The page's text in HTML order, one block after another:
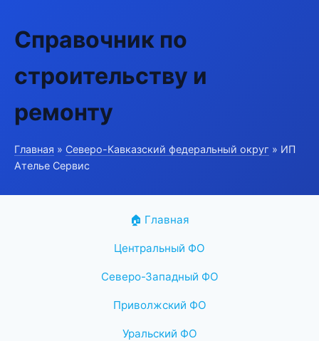
Справочник по
строительству и
ремонту
Главная » Северо-Кавказский федеральный округ » ИП
Ателье Сервис
🏠 Главная
Центральный ФО
Северо-Западный ФО
Приволжский ФО
Уральский ФО